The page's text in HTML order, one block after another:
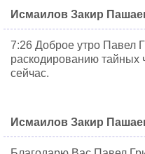
Исмаилов Закир
7:26 Доброе утро Павел
раскодированию тайных
сейчас.
Исмаилов Закир